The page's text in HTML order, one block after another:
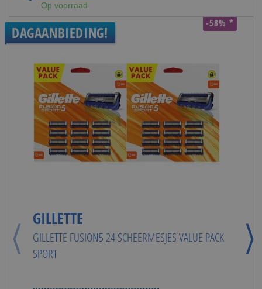
Op voorraad
DAGAANBIEDING!
-58% *
GILLETTE
GILLETTE FUSION5 24 SCHEERMESJES VALUE PACK
SPORT